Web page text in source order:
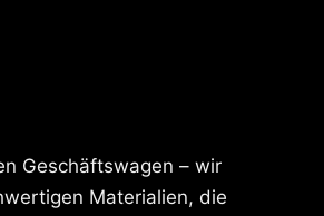
Geschäftswagen – wir
Materialien, die